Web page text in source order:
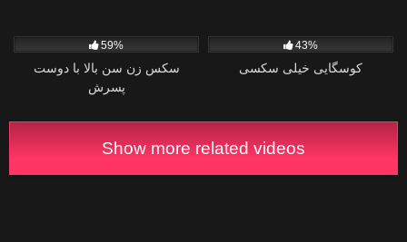
59%
سکس زن سن بالا با دوست
پسرش
43%
کوسگایی خیلی سکسی
Show more related videos